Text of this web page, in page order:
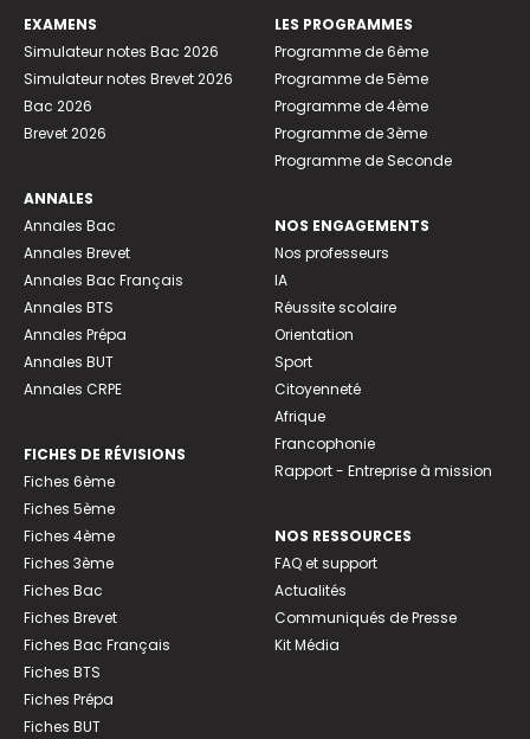
EXAMENS
Simulateur notes Bac 2026
Simulateur notes Brevet 2026
Bac 2026
Brevet 2026
ANNALES
Annales Bac
Annales Brevet
Annales Bac Français
Annales BTS
Annales Prépa
Annales BUT
Annales CRPE
FICHES DE RÉVISIONS
Fiches 6ème
Fiches 5ème
Fiches 4ème
Fiches 3ème
Fiches Bac
Fiches Brevet
Fiches Bac Français
Fiches BTS
Fiches Prépa
Fiches BUT
LES PROGRAMMES
Programme de 6ème
Programme de 5ème
Programme de 4ème
Programme de 3ème
Programme de Seconde
NOS ENGAGEMENTS
Nos professeurs
IA
Réussite scolaire
Orientation
Sport
Citoyenneté
Afrique
Francophonie
Rapport - Entreprise à mission
NOS RESSOURCES
FAQ et support
Actualités
Communiqués de Presse
Kit Média